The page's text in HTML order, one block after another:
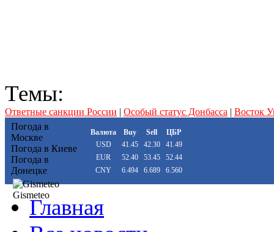
Темы:
Ответные санкции России | Особый статус Донбасса | Восток
Погода в
Москве
Погода в Киеве
Погода в
Донецке
Gismeteo
Валюта Buy Sell
ЦБР
USD
41.45 42.30
41.49
EUR
52.40 53.45
52.44
CNY
6.494 6.689 6.560
Главная